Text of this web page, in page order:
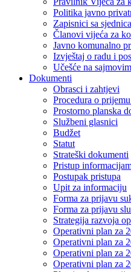
Politika javno
Zapisnici sa sjednica
Članovi vijeća za
Javno komunalno
Izvještaj o radu i
Učešće na
Dokumenti
Obrasci i zahtjevi
Procedura o
Prostorno planska
Službeni glasnici
Budžet
Statut
Strateški dokumenti
Pristup
Postupak pristupa
Upit za informaciju
Forma za prijavu
Forma za prijavu
Strategija razvoja
Operativni plan za
Operativni plan za
Operativni plan za
Operativni plan za